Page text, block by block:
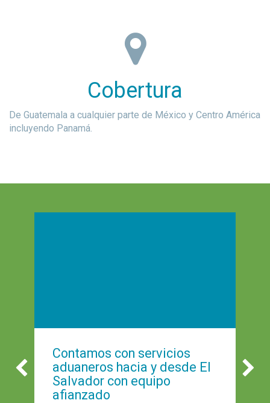
Cobertura
De Guatemala a cualquier parte de México y Centro América
incluyendo Panamá.
Previous
Contamos con servicios
aduaneros hacia y desde El
Salvador con equipo
afianzado